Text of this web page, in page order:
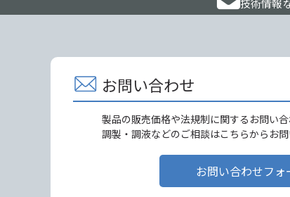
技術情報
お問い合わせ
製品の販売価格や法規制に関するお問い
調製・調液などのご相談はこちらからお問
お問い合わせフォ